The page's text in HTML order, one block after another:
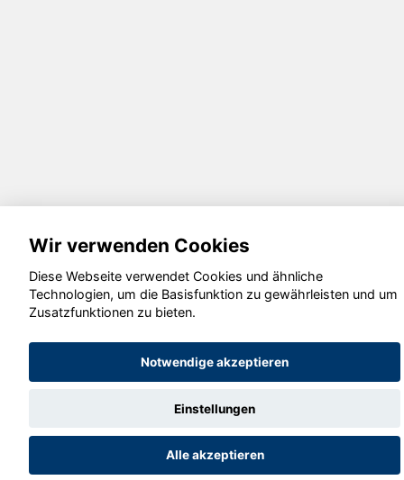
Wir verwenden Cookies
Diese Webseite verwendet Cookies und ähnliche
Technologien, um die Basisfunktion zu gewährleisten und um
Zusatzfunktionen zu bieten.
Notwendige akzeptieren
Einstellungen
Alle akzeptieren